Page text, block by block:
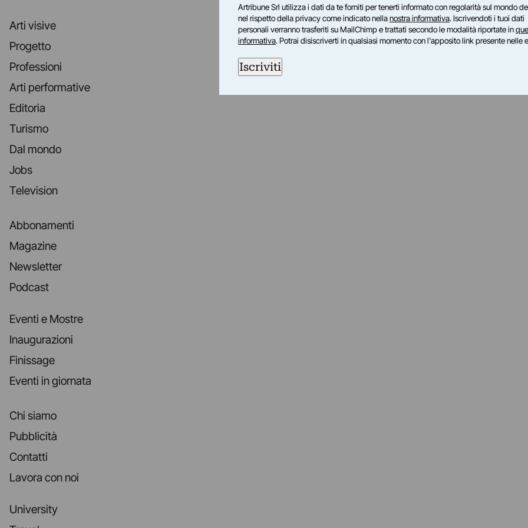
Arti visive
Progetto
Professioni
Arti performative
Editoria
Turismo
Dal mondo
Jobs
Television
Abbonamenti
Magazine
Newsletter
Podcast
Eventi e Mostre
Inaugurazioni
Finissage
Eventi in giornata
Chi siamo
Pubblicità
Contatti
Lavora con noi
University
Artribune Srl utilizza i dati da te forniti per tenerti informato con regolarità sul mondo
nel rispetto della privacy come indicato nellanostra informativa. Iscrivendoti i tuoi dati
personali verranno trasferiti su MailChimp e trattati secondo le modalità riportate in
informativa. Potrai disiscriverti in qualsiasi momento con l'apposito link presente nelle
Iscriviti